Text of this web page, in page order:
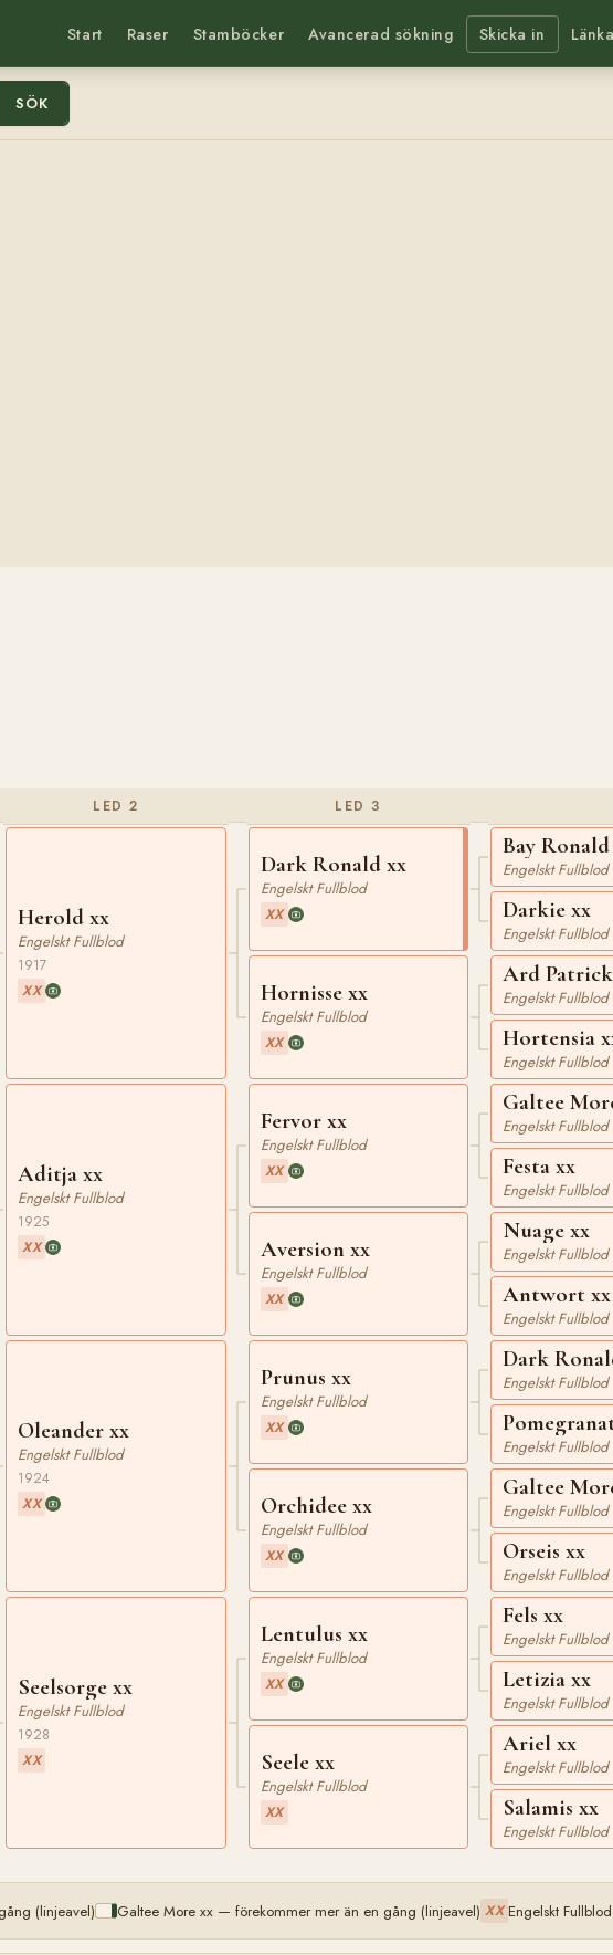
Start Raser Stamböcker Avancerad sökning Skicka in
SÖK
LED 2
Herold xx
Engelskt Fullblod
1917
XX
Aditja xx
Engelskt Fullblod
1925
XX
Oleander xx
Engelskt Fullblod
1924
XX
Seelsorge xx
Engelskt Fullblod
1928
XX
LED 3
Dark Ronald xx
Engelskt Fullblod
XX
Hornisse xx
Engelskt Fullblod
XX
Fervor xx
Engelskt Fullblod
XX
Aversion xx
Engelskt Fullblod
XX
Prunus xx
Engelskt Fullblod
XX
Orchidee xx
Engelskt Fullblod
XX
Lentulus xx
Engelskt Fullblod
XX
Seele xx
Engelskt Fullblod
XX
Bay
Engelskt Fullblod
Darkie xx
Engelskt Fullblod
Ard
Engelskt Fullblod
Hortensia
Engelskt Fullblod
Galtee
Engelskt Fullblod
Festa xx
Engelskt Fullblod
Nuage xx
Engelskt Fullblod
Antwort xx
Engelskt Fullblod
Dark
Engelskt Fullblod
Engelskt Fullblod
Galtee
Engelskt Fullblod
Orseis xx
Engelskt Fullblod
Fels xx
Engelskt Fullblod
Letizia xx
Engelskt Fullblod
Ariel xx
Engelskt Fullblod
Salamis xx
Engelskt Fullblod
(linjeavel) Galtee More xx — förekommer mer än en gång (linjeavel) XX Engelskt